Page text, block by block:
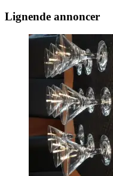
Lignende annoncer